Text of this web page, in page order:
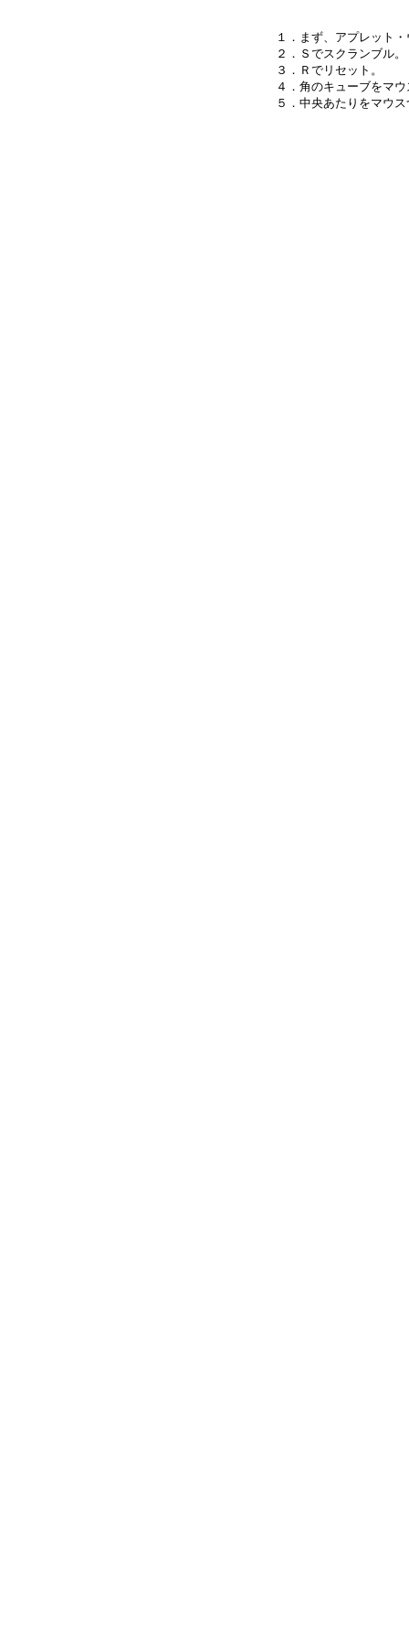
１．まず、アプレット
２．Ｓでスクランブル。
３．Ｒでリセット。
４．角のキューブをマ